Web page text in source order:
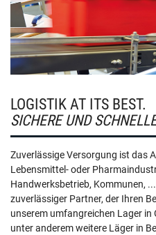
LOGISTIK AT ITS BEST.
SICHERE UND
Zuverlässige Versorgung ist das
Lebensmittel- oder
Handwerksbetrieb, Kommunen,
zuverlässiger Partner, der Ihren
unserem umfangreichen Lager
unter anderem weitere Läger in